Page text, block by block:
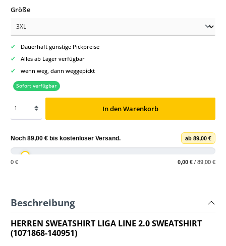
Größeauswählen
✔ Dauerhaft günstige Pickpreise
✔ Alles ab Lager verfügbar
✔ wenn weg, dann weggepickt
Sofort verfügbar
In den Warenkorb
Noch 89,00 € bis kostenloser Versand. ab 89,00 €
0 € 0,00 € / 89,00 €
Beschreibung
HERREN SWEATSHIRT LIGA LINE 2.0 SWEATSHIRT
(1071868-140951)